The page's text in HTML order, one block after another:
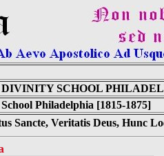
DIVINITY SCHOOL
Philadelphia [1815-1875]
Sancte, Veritatis Deus, Hunc